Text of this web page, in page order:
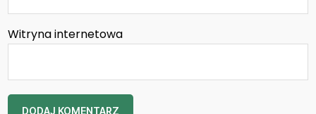
Witryna internetowa